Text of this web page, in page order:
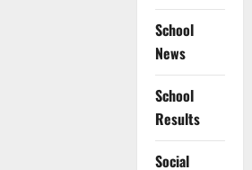
School
News
School
Results
Social